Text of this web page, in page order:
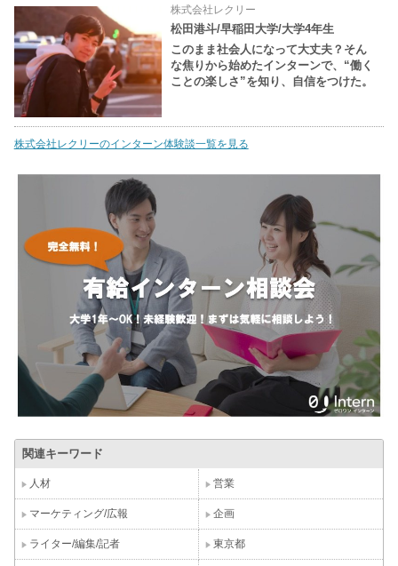
株式会社レクリー
松田港斗/早稲田大学/大学4年生
このまま社会人になって大丈夫？そん
な焦りから始めたインターンで、“働く
ことの楽しさ”を知り、自信をつけた。
株式会社レクリーのインターン体験談一覧を見る
関連キーワード
人材 営業
マーケティング/広報 企画
ライター/編集/記者 東京都